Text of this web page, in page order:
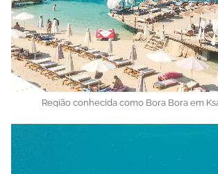
Região conhecida como Bora Bora em